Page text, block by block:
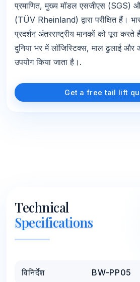
प्रमाणित, मुख्य मॉडल एसजीएस (SGS)
(TÜV Rheinland) द्वारा परीक्षित हैं।
प्रदर्शन अंतरराष्ट्रीय मानकों को पूरा
दुनिया भर में लॉजिस्टिक्स, माल ढुलाई और
उपयोग किया जाता है।.
Get a free tail lift
Technical
Specifications
विनिर्देश BW-PP05